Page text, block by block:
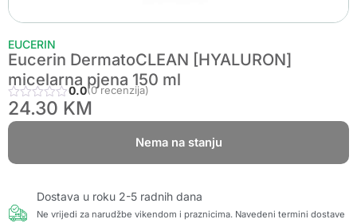
EUCERIN
Eucerin DermatoCLEAN [HYALURON]
micelarna pjena 150 ml
0.0(0 recenzija)
24.30 KM
Nema na stanju
Dostava u roku 2-5 radnih dana
Ne vrijedi za narudžbe vikendom i praznicima. Navedeni termini dostave